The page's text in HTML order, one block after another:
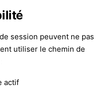
session peuvent ne pas
utiliser le chemin de
actif